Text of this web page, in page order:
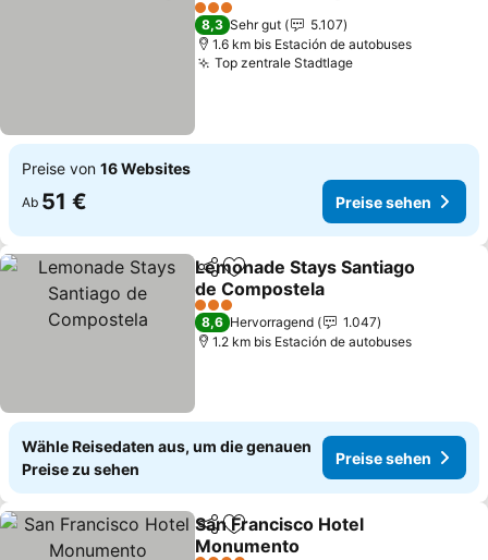
3 Sterne
8,3 Sehr gut
5.107
1.6 km bis Estación de autobuses
Top zentrale Stadtlage
Preise von 16 Websites
Ab 51 € Preise sehen
TeilenZu Favoriten hinzufügen
Lemonade Stays Santiago
de Compostela
3 Sterne
8,6 Hervorragend
1.047
1.2 km bis Estación de autobuses
Wähle Reisedaten aus, um die genauen
Preise zu sehen
Preise sehen
TeilenZu Favoriten hinzufügen
San Francisco Hotel
Monumento